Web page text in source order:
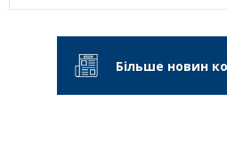
Більше новин